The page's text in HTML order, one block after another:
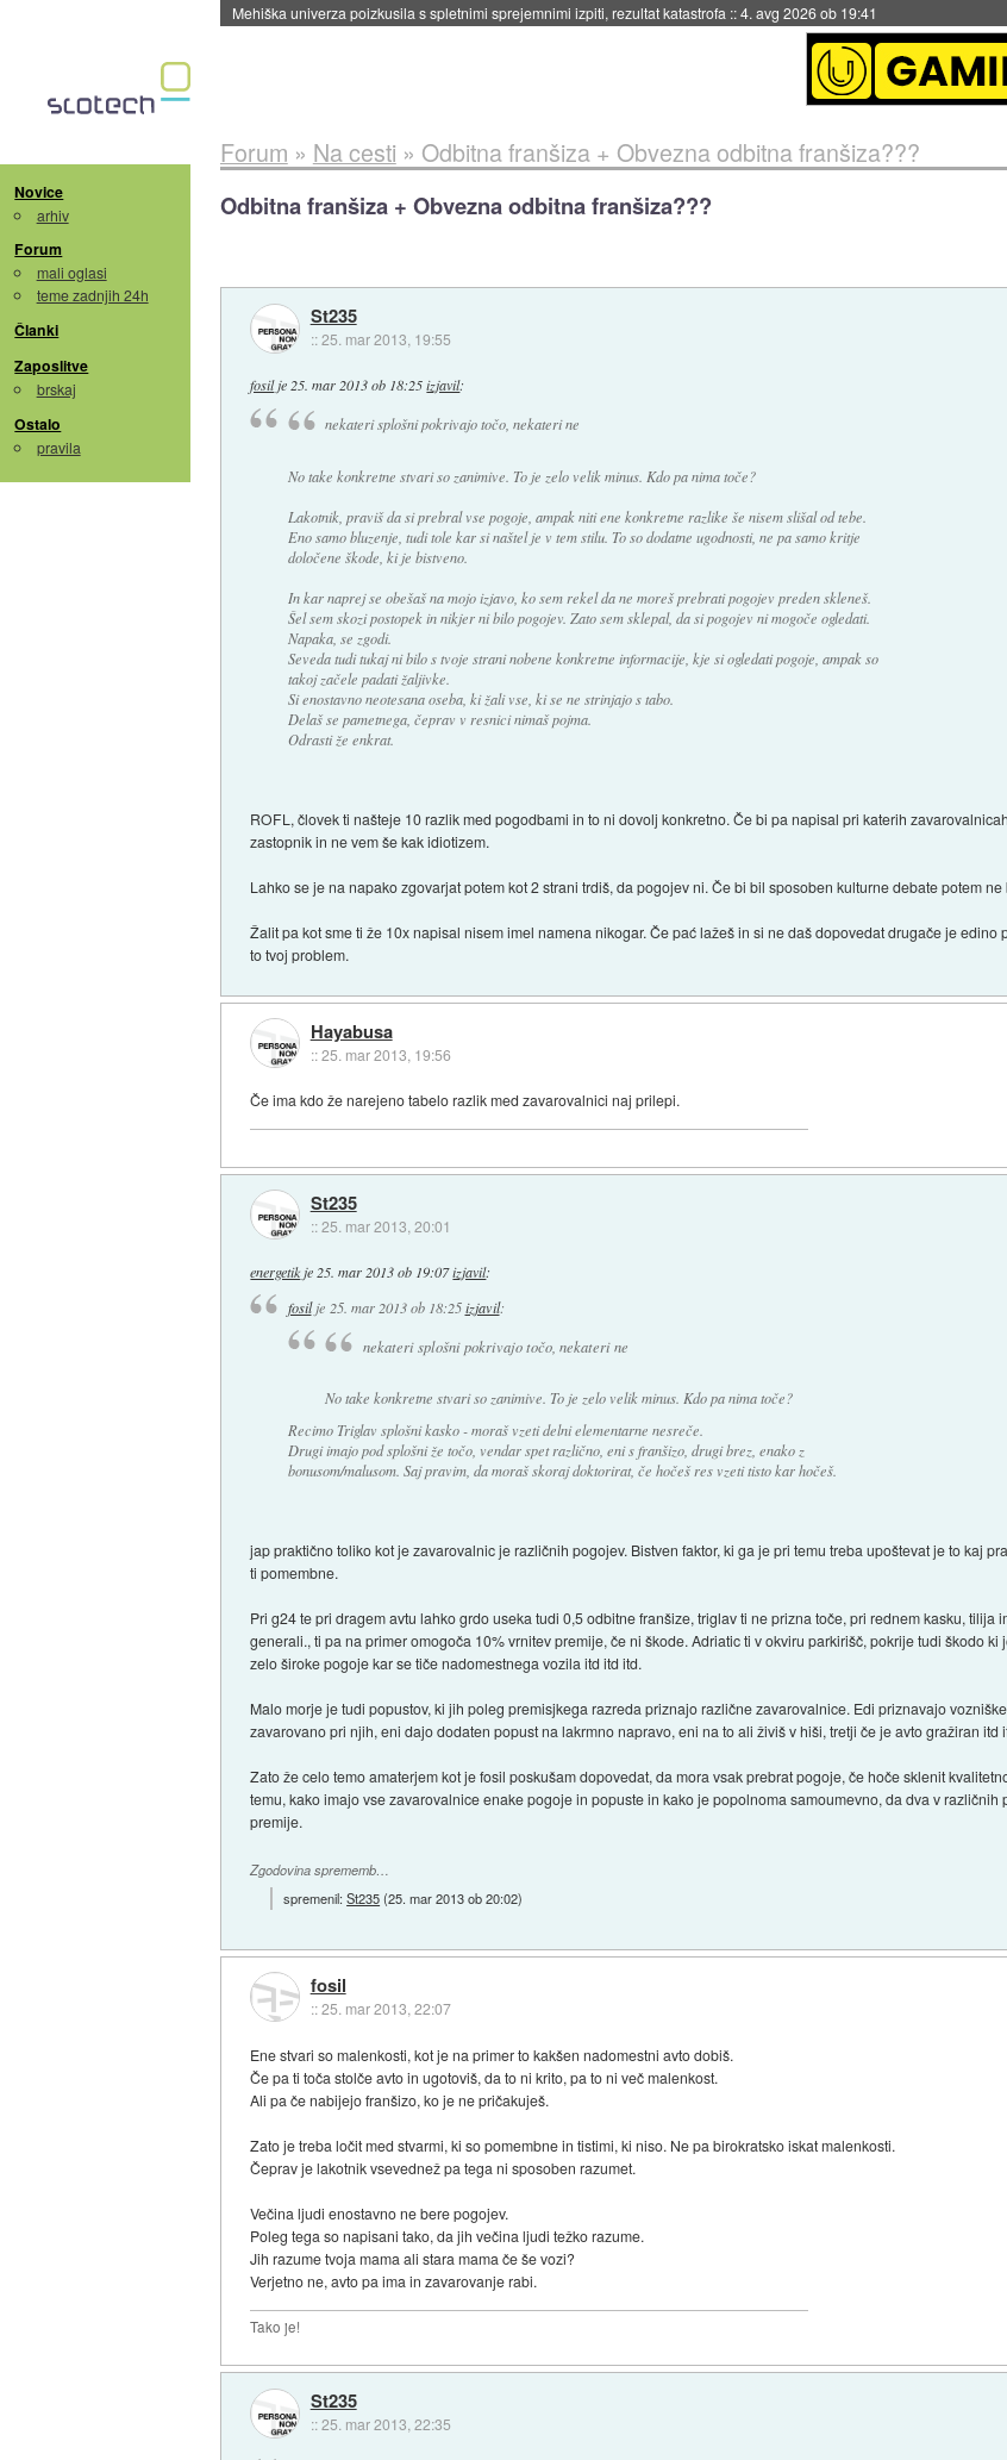
Evropska vesoljska agencija razvija svojo raketo za večkratno uporabo::4. avg 2026 ob 19:41
Novice
arhiv
Forum
mali oglasi
teme zadnjih 24h
Članki
Zaposlitve
brskaj
Ostalo
pravila
Forum » Na cesti » Odbitna franšiza + Obvezna odbitna franšiza???
Odbitna franšiza + Obvezna odbitna franšiza???
St235
::25. mar 2013, 19:55
fosilje 25. mar 2013 ob 18:25 izjavil:
nekateri splošni pokrivajo točo, nekateri ne
No take konkretne stvari so zanimive. To je zelo velik minus. Kdo pa nima toče?
Lakotnik, praviš da si prebral vse pogoje, ampak niti ene konkretne razlike še nisem slišal od tebe.
Eno samo bluzenje, tudi tole kar si naštel je v tem stilu. To so dodatne ugodnosti, ne pa samo kritje
določene škode, ki je bistveno.
In kar naprej se obešaš na mojo izjavo, ko sem rekel da ne moreš prebrati pogojev preden skleneš.
Šel sem skozi postopek in nikjer ni bilo pogojev. Zato sem sklepal, da si pogojev ni mogoče ogledati.
Napaka, se zgodi.
Seveda tudi tukaj ni bilo s tvoje strani nobene konkretne informacije, kje si ogledati pogoje, ampak so
takoj začele padati žaljivke.
Si enostavno neotesana oseba, ki žali vse, ki se ne strinjajo s tabo.
Delaš se pametnega, čeprav v resnici nimaš pojma.
Odrasti že enkrat.
ROFL, človek ti našteje 10 razlik med pogodbami in to ni dovolj konkretno. Če bi pa napisal pri katerih
zastopnik in ne vem še kak idiotizem.
Lahko se je na napako zgovarjat potem kot 2 strani trdiš, da pogojev ni. Če bi bil sposoben kulturne debate potem
Žalit pa kot sme ti že 10x napisal nisem imel namena nikogar. Če pać lažeš in si ne daš dopovedat drugače je
to tvoj problem.
Hayabusa
::25. mar 2013, 19:56
Če ima kdo že narejeno tabelo razlik med zavarovalnici naj prilepi.
St235
::25. mar 2013, 20:01
energetikje 25. mar 2013 ob 19:07izjavil:
fosilje 25. mar 2013 ob 18:25 izjavil:
nekateri splošni pokrivajo točo, nekateri ne
No take konkretne stvari so zanimive. To je zelo velik minus. Kdo pa nima toče?
Recimo Triglav splošni kasko - moraš vzeti delni elementarne nesreče.
Drugi imajo pod splošni že točo, vendar spet različno, eni s franšizo, drugi brez, enako z
bonusom/malusom. Saj pravim, da moraš skoraj doktorirat, če hočeš res vzeti tisto kar hočeš.
jap praktično toliko kot je zavarovalnic je različnih pogojev. Bistven faktor, ki ga je pri temu treba upoštevat je to kaj
ti pomembne.
Pri g24 te pri dragem avtu lahko grdo useka tudi 0,5 odbitne franšize, triglav ti ne prizna toče, pri rednem kasku, tilija
generali., ti pa na primer omogoča 10% vrnitev premije, če ni škode. Adriatic ti v okviru parkirišč, pokrije tudi škodo
zelo široke pogoje kar se tiče nadomestnega vozila itd itd itd.
Malo morje je tudi popustov, ki jih poleg premisjkega razreda priznajo različne zavarovalnice. Edi priznavajo
zavarovano pri njih, eni dajo dodaten popust na lakrmno napravo, eni na to ali živiš v hiši, tretji če je avto gražiran itd
Zato že celo temo amaterjem kot je fosil poskušam dopovedat, da mora vsak prebrat pogoje, če hoče sklenit
temu, kako imajo vse zavarovalnice enake pogoje in popuste in kako je popolnoma samoumevno, da dva v
premije.
Zgodovina sprememb…
spremenil:St235(25. mar 2013 ob 20:02)
fosil
::25. mar 2013, 22:07
Ene stvari so malenkosti, kot je na primer to kakšen nadomestni avto dobiš.
Če pa ti toča stolče avto in ugotoviš, da to ni krito, pa to ni več malenkost.
Ali pa če nabijejo franšizo, ko je ne pričakuješ.
Zato je treba ločit med stvarmi, ki so pomembne in tistimi, ki niso. Ne pa birokratsko iskat malenkosti.
Čeprav je lakotnik vsevednež pa tega ni sposoben razumet.
Večina ljudi enostavno ne bere pogojev.
Poleg tega so napisani tako, da jih večina ljudi težko razume.
Jih razume tvoja mama ali stara mama če še vozi?
Verjetno ne, avto pa ima in zavarovanje rabi.
Tako je!
St235
::25. mar 2013, 22:35